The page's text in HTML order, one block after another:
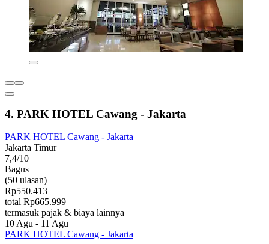
4. PARK HOTEL Cawang - Jakarta
PARK HOTEL Cawang - Jakarta
Jakarta Timur
7,4/10
Bagus
(50 ulasan)
Rp550.413
total Rp665.999
termasuk pajak & biaya lainnya
10 Agu - 11 Agu
PARK HOTEL Cawang - Jakarta